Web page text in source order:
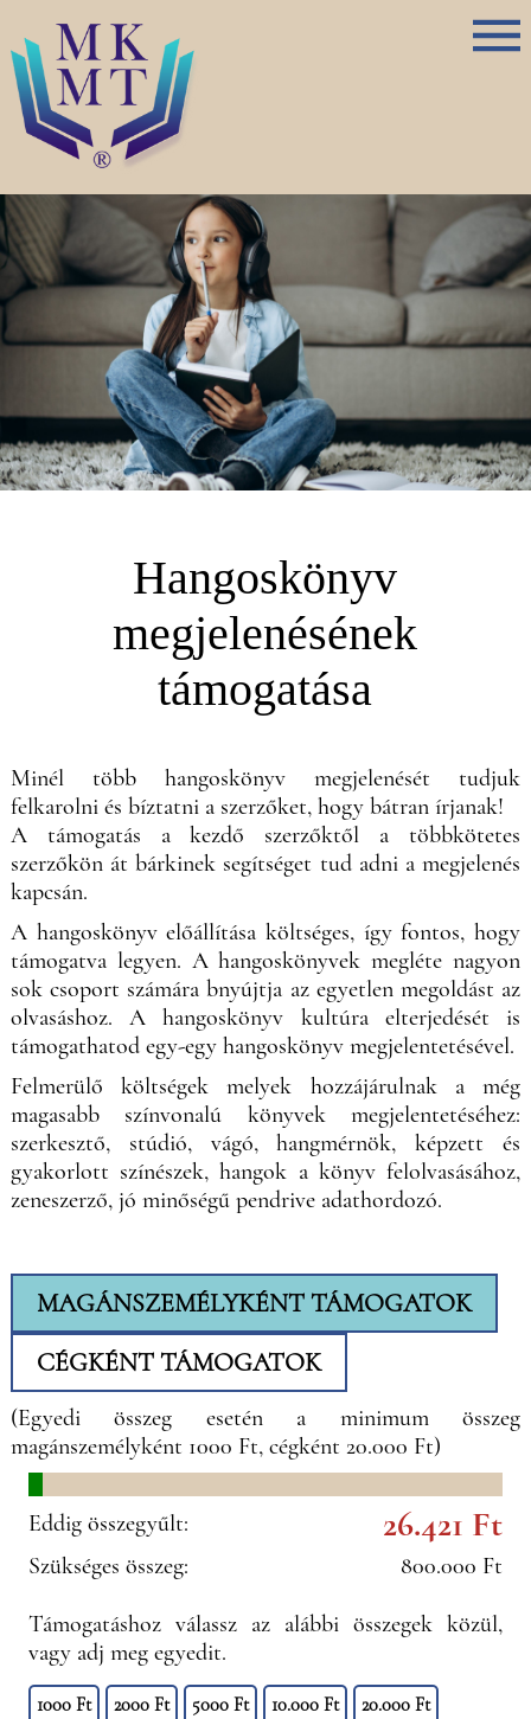
Hangoskönyv
megjelenésének
támogatása
Minél több hangoskönyv megjelenését tudjuk
felkarolni és bíztatni a szerzőket, hogy bátran írjanak!
A támogatás a kezdő szerzőktől a többkötetes
szerzőkön át bárkinek segítséget tud adni a megjelenés
kapcsán.
A hangoskönyv előállítása költséges, így fontos, hogy
támogatva legyen. A hangoskönyvek megléte nagyon
sok csoport számára bnyújtja az egyetlen megoldást az
olvasáshoz. A hangoskönyv kultúra elterjedését is
támogathatod egy-egy hangoskönyv megjelentetésével.
Felmerülő költségek melyek hozzájárulnak a még
magasabb színvonalú könyvek megjelentetéséhez:
szerkesztő, stúdió, vágó, hangmérnök, képzett és
gyakorlott színészek, hangok a könyv felolvasásához,
zeneszerző, jó minőségű pendrive adathordozó.
MAGÁNSZEMÉLYKÉNT TÁMOGATOK
CÉGKÉNT TÁMOGATOK
(Egyedi összeg esetén a minimum összeg
magánszemélyként 1000 Ft, cégként 20.000 Ft)
Eddig összegyűlt: 26.421 Ft
Szükséges összeg: 800.000 Ft
Támogatáshoz válassz az alábbi összegek közül,
vagy adj meg egyedit.
1000 Ft 2000 Ft 5000 Ft 10.000 Ft 20.000 Ft